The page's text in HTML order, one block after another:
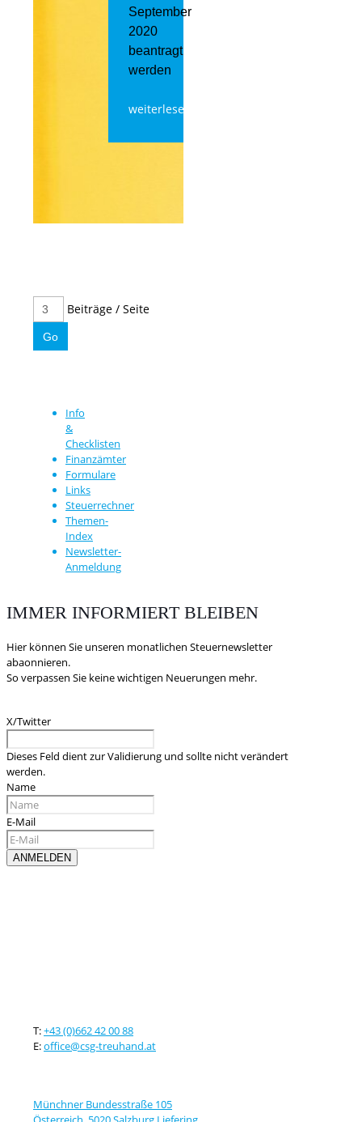
September
2020
beantragt
werden
weiterlesen
Beiträge / Seite
Info
&
Checklisten
Finanzämter
Formulare
Links
Steuerrechner
Themen-
Index
Newsletter-
Anmeldung
IMMER INFORMIERT BLEIBEN
Hier können Sie unseren monatlichen Steuernewsletter
abaonnieren.
So verpassen Sie keine wichtigen Neuerungen mehr.
X/Twitter
Dieses Feld dient zur Validierung und sollte nicht verändert
werden.
Name
E-Mail
T:+43 (0)662 42 00 88
E:office@csg-treuhand.at
Münchner Bundesstraße 105